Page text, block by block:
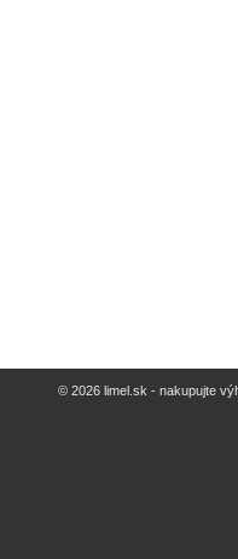
© 2026 limel.sk - nakupujte